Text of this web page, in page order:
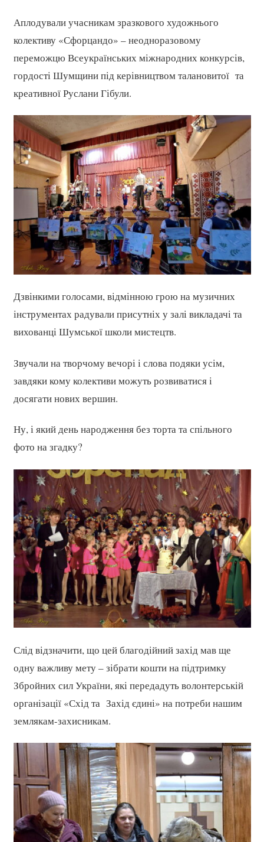
Аплодували учасникам зразкового художнього
колективу «Сфорцандо» – неодноразовому
переможцю Всеукраїнських міжнародних конкурсів,
гордості Шумщини під керівництвом талановитої та
креативної Руслани Гібули.
Дзвінкими голосами, відмінною грою на музичних
інструментах радували присутніх у залі викладачі та
вихованці Шумської школи мистецтв.
Звучали на творчому вечорі і слова подяки усім,
завдяки кому колективи можуть розвиватися і
досягати нових вершин.
Ну, і який день народження без торта та спільного
фото на згадку?
Слід відзначити, що цей благодійний захід мав ще
одну важливу мету – зібрати кошти на підтримку
Збройних сил України, які передадуть волонтерській
організації «Схід та Захід єдині» на потреби нашим
землякам-захисникам.